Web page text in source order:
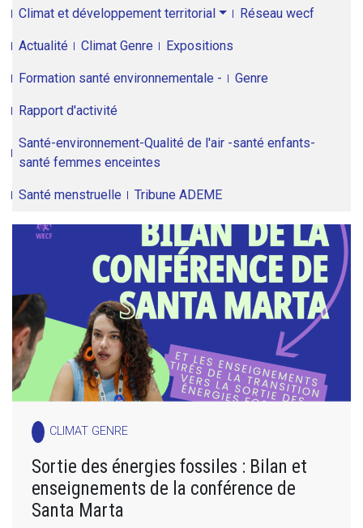
Climat et développement territorial Réseau wecf
Actualité Climat Genre Expositions
Formation santé environnementale - Genre
Rapport d'activité
Santé-environnement-Qualité de l'air -santé enfants-
santé femmes enceintes
Santé menstruelle Tribune ADEME
CLIMAT GENRE
Sortie des énergies fossiles : Bilan et
enseignements de la conférence de
Santa Marta